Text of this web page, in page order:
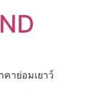
าย่อมเยาว์